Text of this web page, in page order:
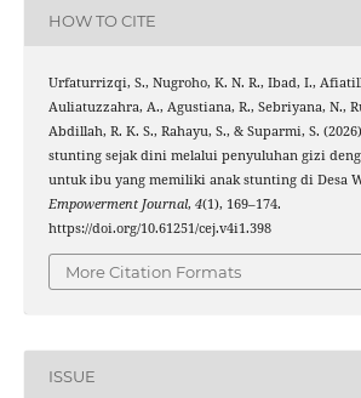
HOW TO CITE
Urfaturrizqi, S., Nugroho, K. N. R., Ibad, I.,
Auliatuzzahra, A., Agustiana, R., Sebriyana, N.,
Abdillah, R. K. S., Rahayu, S., & Suparmi, S.
stunting sejak dini melalui penyuluhan gizi
untuk ibu yang memiliki anak stunting di Desa
Empowerment Journal, 4(1), 169–174.
https://doi.org/10.61251/cej.v4i1.398
More Citation Formats
ISSUE